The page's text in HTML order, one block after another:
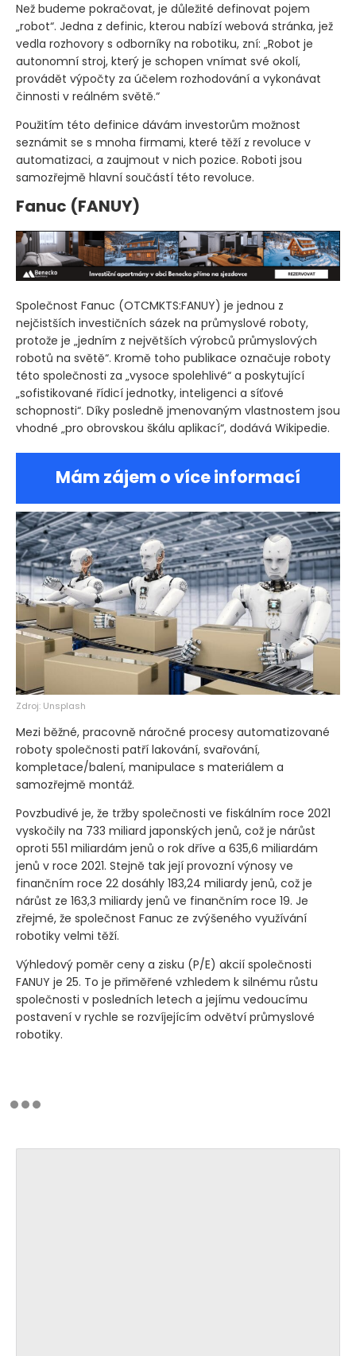
Než budeme pokračovat, je důležité definovat pojem
„robot“. Jedna z definic, kterou nabízí webová stránka, jež
vedla rozhovory s odborníky na robotiku, zní: „Robot je
autonomní stroj, který je schopen vnímat své okolí,
provádět výpočty za účelem rozhodování a vykonávat
činnosti v reálném světě.“
Použitím této definice dávám investorům možnost
seznámit se s mnoha firmami, které těží z revoluce v
automatizaci, a zaujmout v nich pozice. Roboti jsou
samozřejmě hlavní součástí této revoluce.
Fanuc (FANUY)
Společnost Fanuc (OTCMKTS:FANUY) je jednou z
nejčistších investičních sázek na průmyslové roboty,
protože je „jedním z největších výrobců průmyslových
robotů na světě“. Kromě toho publikace označuje roboty
této společnosti za „vysoce spolehlivé“ a poskytující
„sofistikované řídicí jednotky, inteligenci a síťové
schopnosti“. Díky posledně jmenovaným vlastnostem jsou
vhodné „pro obrovskou škálu aplikací“, dodává Wikipedie.
Mám zájem o více informací
Zdroj: Unsplash
Mezi běžné, pracovně náročné procesy automatizované
roboty společnosti patří lakování, svařování,
kompletace/balení, manipulace s materiálem a
samozřejmě montáž.
Povzbudivé je, že tržby společnosti ve fiskálním roce 2021
vyskočily na 733 miliard japonských jenů, což je nárůst
oproti 551 miliardám jenů o rok dříve a 635,6 miliardám
jenů v roce 2021. Stejně tak její provozní výnosy ve
finančním roce 22 dosáhly 183,24 miliardy jenů, což je
nárůst ze 163,3 miliardy jenů ve finančním roce 19. Je
zřejmé, že společnost Fanuc ze zvýšeného využívání
robotiky velmi těží.
Výhledový poměr ceny a zisku (P/E) akcií společnosti
FANUY je 25. To je přiměřené vzhledem k silnému růstu
společnosti v posledních letech a jejímu vedoucímu
postavení v rychle se rozvíjejícím odvětví průmyslové
robotiky.